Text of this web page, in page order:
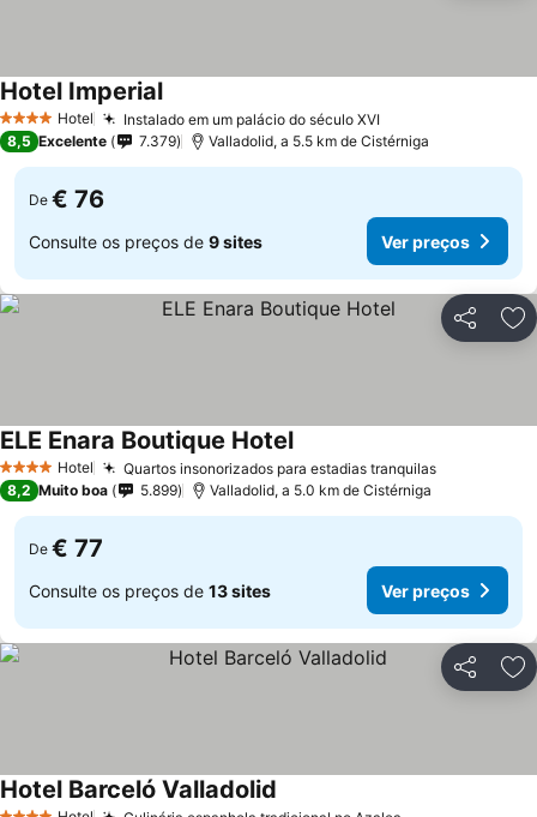
4 EstrelasHotel Instalado em um palácio do século XVIVer preços
Hotel ImperialVer preços
8,5 Excelente 7.379 Valladolid, a 5.5 km de Cistérniga
De € 76
Consulte os preços de 9 sites Ver preços
Partilhar
4 EstrelasHotel Quartos insonorizados para estadias tranquilasVer preços
ELE Enara Boutique HotelVer preços
8,2 Muito boa 5.899 Valladolid, a 5.0 km de Cistérniga
De € 77
Consulte os preços de 13 sites Ver preços
Partilhar
Hotel Barceló Valladolid